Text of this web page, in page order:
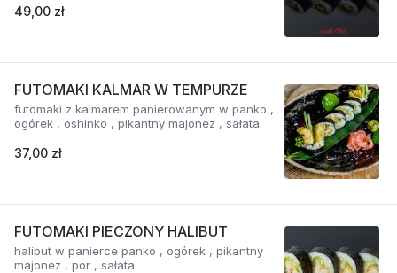
49,00 zł
FUTOMAKI KALMAR W TEMPURZE
futomaki z kalmarem panierowanym w panko ,
ogórek , oshinko , pikantny majonez , sałata
37,00 zł
FUTOMAKI PIECZONY HALIBUT
halibut w panierce panko , ogórek , pikantny
majonez , por , sałata